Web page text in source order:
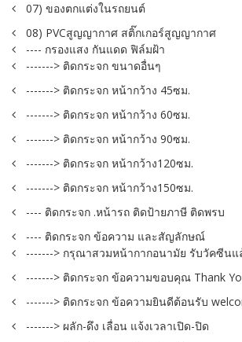
07) ของตกแต่งในรถยนต์
08) PVCสูญญากาศ สติ๊กเกอร์สูญญากาศ
---- กรองแสง กันแดด ฟิล์มฝ้า
-------> ติดกระจก ขนาดอื่นๆ
-------> ติดกระจก หน้ากว้าง 45ซม.
-------> ติดกระจก หน้ากว้าง 60ซม.
-------> ติดกระจก หน้ากว้าง 90ซม.
-------> ติดกระจก หน้ากว้าง120ซม.
-------> ติดกระจก หน้ากว้าง150ซม.
---- ติดกระจก .หน้ารถ ติดป้ายภาษี ติดพรบ
---- ติดกระจก ข้อความ และสัญลักษณ์
-------> กรุณาสวมหน้ากากอนามัย รับวัคซีนแ
-------> ติดกระจก ข้อความขอบคุณ Thank
-------> ติดกระจก ข้อความยินดีต้อนรับ
-------> ผลัก-ดึง เลื่อน แจ้งเวลาเปิด-ปิด